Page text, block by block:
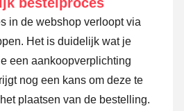
in de webshop verloopt via
Het is duidelijk wat je
een aankoopverplichting
nog een kans om deze te
plaatsen van de bestelling.